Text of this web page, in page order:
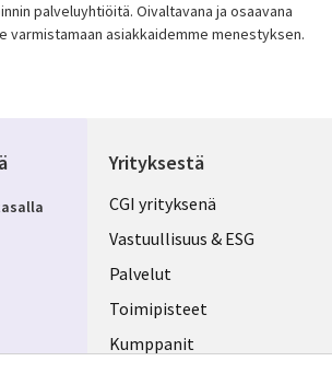
palveluyhtiöitä. Oivaltavana ja osaavana
varmistamaan asiakkaidemme menestyksen.
Yrityksestä
Useful
links
FINLAND
CGI yrityksenä
Vastuullisuus & ESG
Palvelut
Toimipisteet
Kumppanit